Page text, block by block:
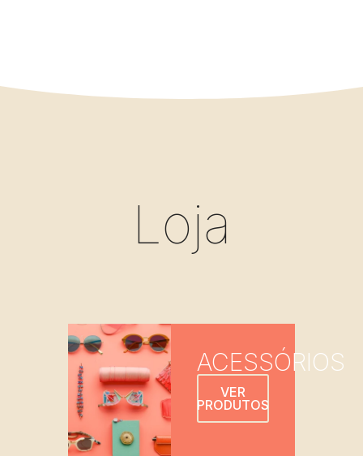
Loja
ACESSÓRIOS
VER
PRODUTOS